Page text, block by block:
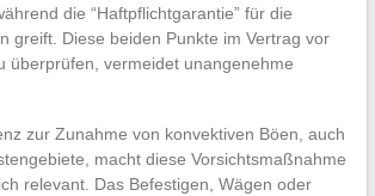
die “Haftpflichtgarantie” für die
greift. Diese beiden Punkte im Vertrag vor
überprüfen, vermeidet unangenehme
zur Zunahme von konvektiven Böen, auch
macht diese Vorsichtsmaßnahme
relevant. Das Befestigen, Wägen oder